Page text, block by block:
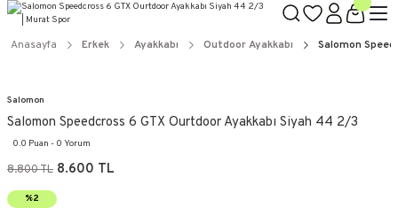
Anasayfa Erkek Ayakkabı Outdoor Ayakkabı Salomon
Salomon
Salomon Speedcross 6 GTX Ourtdoor Ayakkabı Siyah 44 2/3
0.0 Puan - 0 Yorum
8.800 TL 8.600 TL
%2